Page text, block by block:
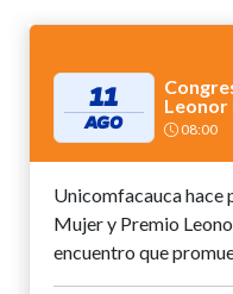
11
AGO
Leonor
08:00
Unicomfacauca hace
Mujer y Premio
encuentro que